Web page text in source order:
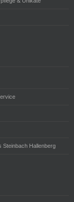
Steinbach Hallenberg